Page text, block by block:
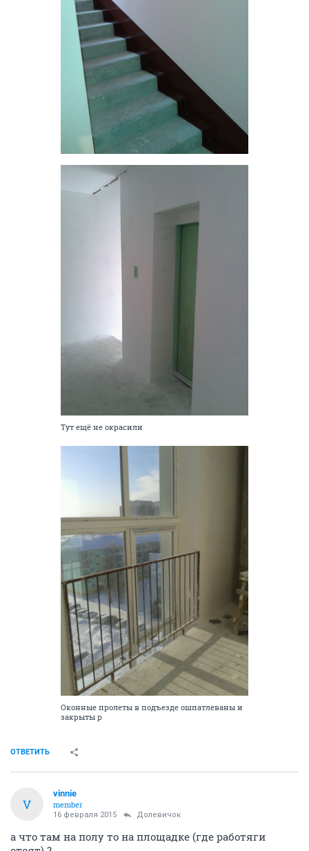
Тут ещё не окрасили
Оконные пролеты в подъезде ошпатлеваны и
закрыты р
ОТВЕТИТЬ
V
vinnie
member
16 февраля 2015 Долевичок
а что там на полу то на площадке (где работяги